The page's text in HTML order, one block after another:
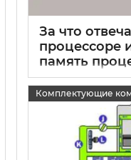
За что
процессоре
память
Комплектующие